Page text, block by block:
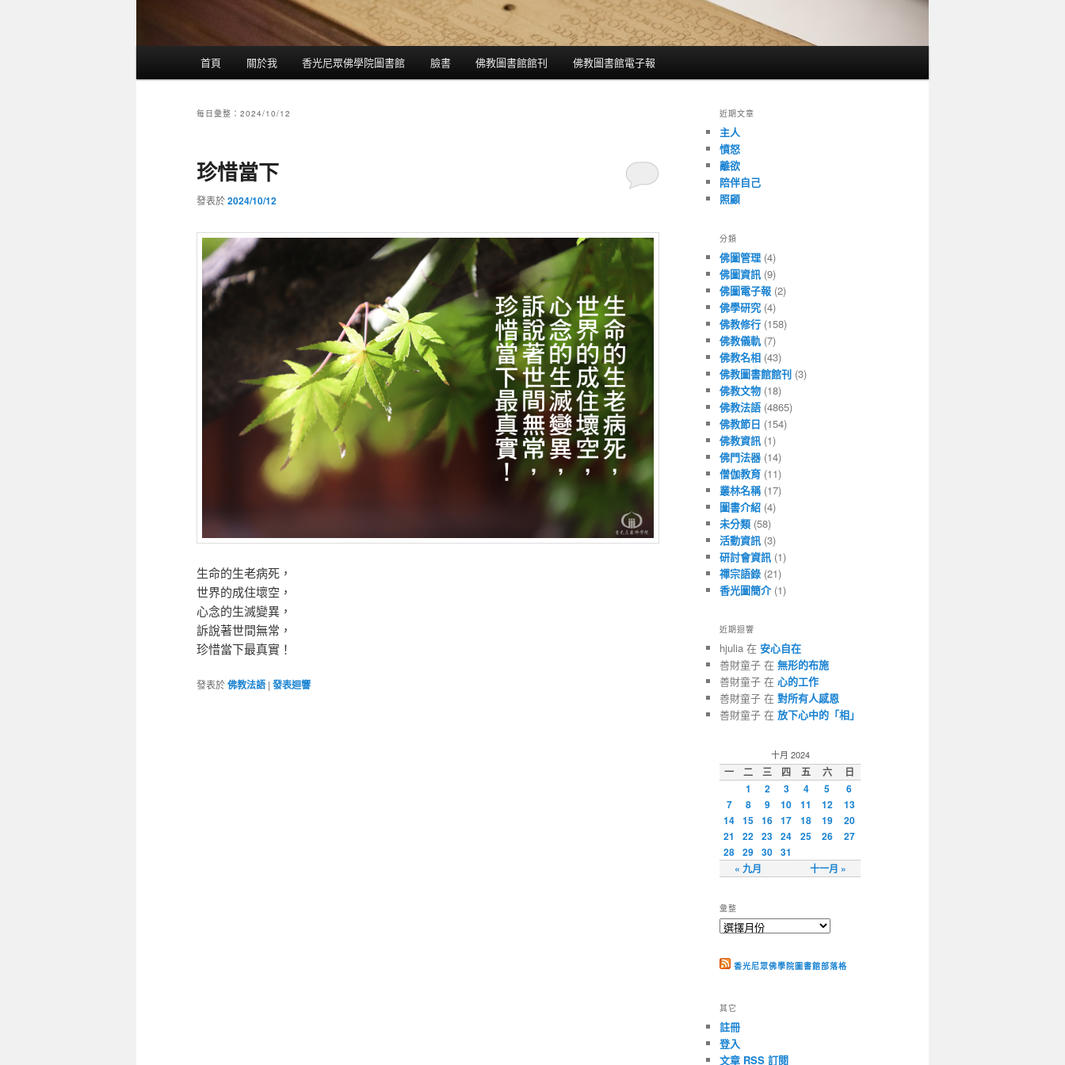
跳到主內容
跳到第二內容
首頁 關於我 香光尼眾佛學院圖書館 臉書 佛教圖書館館刊 佛教圖書館電子報
每日彙整： 2024/10/12
珍惜當下
發表於2024/10/12
生命的生老病死，
世界的成住壞空，
心念的生滅變異，
訴說著世間無常，
珍惜當下最真實！
發表於佛教法語 | 發表迴響
近期文章
主人
憤怒
離欲
陪伴自己
照顧
分類
佛圖管理 (4)
佛圖資訊 (9)
佛圖電子報 (2)
佛學研究 (4)
佛教修行 (158)
佛教儀軌 (7)
佛教名相 (43)
佛教圖書館館刊 (3)
佛教文物 (18)
佛教法語 (4865)
佛教節日 (154)
佛教資訊 (1)
佛門法器 (14)
僧伽教育 (11)
叢林名稱(17)
圖書介紹 (4)
未分類 (58)
活動資訊 (3)
研討會資訊 (1)
禪宗語錄 (21)
香光圖簡介(1)
近期迴響
hjulia 在 安心自在
善財童子 在 無形的布施
善財童子 在 心的工作
善財童子 在 對所有人感恩
善財童子 在 放下心中的「相」
十月 2024
一 二 三 四 五 六 日
« 九月 十一月 »
1 2 3 4 5
6
7
8 9 10 11 12
13
14 15 16 17 18 19
20
21
22 23 24 25 26
27
28 29 30 31
彙整
香光尼眾佛學院圖書館部落格
其它
註冊
登入
文章 RSS 訂閱